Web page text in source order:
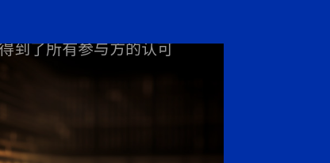
到了所有参与方的认可